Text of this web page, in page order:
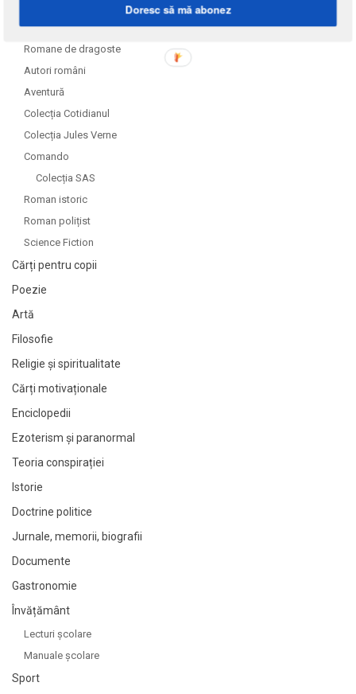
Literatură
Romane de dragoste
Autori români
Aventură
Colecția Cotidianul
Colecția Jules Verne
Comando
Colecția SAS
Roman istoric
Roman polițist
Science Fiction
Cărți pentru copii
Poezie
Artă
Filosofie
Religie și spiritualitate
Cărți motivaționale
Enciclopedii
Ezoterism și paranormal
Teoria conspirației
Istorie
Doctrine politice
Jurnale, memorii, biografii
Documente
Gastronomie
Învățământ
Lecturi şcolare
Manuale şcolare
Sport
Doresc să mă abonez